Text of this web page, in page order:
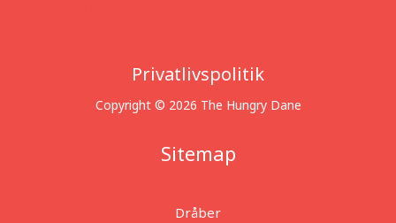
Privatlivspolitik
Copyright © 2026 The Hungry Dane
Sitemap
Dråber